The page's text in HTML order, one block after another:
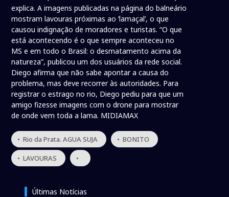
explica. A imagens publicadas na página do balneário
mostram lavouras próximas ao ‘lamaçal’, o que
causou indignação de moradores e turistas. “O que
está acontecendo é o que sempre aconteceu no
MS e em todo o Brasil: o desmatamento acima da
natureza”, publicou um dos usuários da rede social.
Diego afirma que não sabe apontar a causa do
problema, mas deve recorrer às autoridades. Para
registrar o estrago no rio, Diego pediu para que um
amigo fizesse imagens com o drone para mostrar
de onde vem toda a lama. MIDIAMAX
• Rio da Prata. AGUA SUJA • BONITO
• LAVOURAS •
Últimas Notícias